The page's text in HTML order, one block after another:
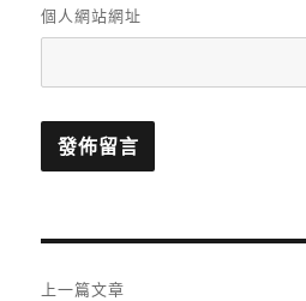
個人網站網址
上一篇文章